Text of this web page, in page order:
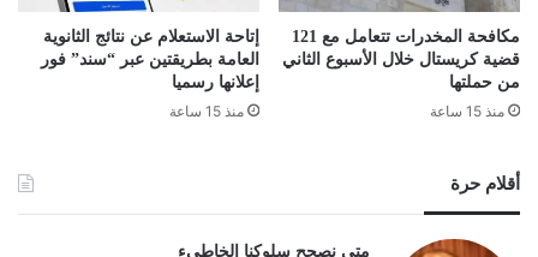
مكافحة المخدرات تتعامل مع 121
قضية كريستال خلال الأسبوع الثاني
من حملتها
منذ 15 ساعة
إتاحة الاستعلام عن نتائج الثانوية
العامة بطريقتين عبر “سند” فور
إعلانها رسميا
منذ 15 ساعة
أقلام حرة
متى نصحح سلوكنا الخاطىء